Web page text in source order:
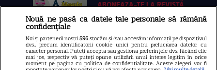
ABONEAZA-TE LA REVISTĂ
Libertatea
Libertatea pentru femei
Nouă ne pasă ca datele tale personale să rămână
confidențiale
Noi și partenerii noștri596 stocăm și/sau accesăm informații pe dispozitivul
dvs., precum identificatorii cookie unici pentru prelucrarea datelor cu
caracter personal. Puteți accepta sau gestiona preferințele dvs. făcând clic
mai jos, respectiv vă puteți opune utilizării unui interes legitim în orice
moment pe pagina cu politica de confidențialitate. Aceste alegeri vor fi